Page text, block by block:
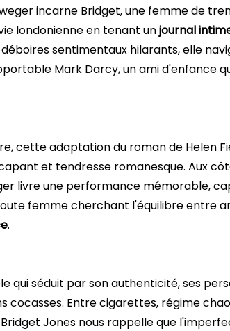
incarne Bridget, une femme de
londonienne en tenant unjournal
sentimentaux hilarants, elle
Mark Darcy, un ami d'enfance
cette adaptation du roman de Helen
et tendresse romanesque. Aux
livre une performance mémorable,
femme cherchant l'équilibre entre
.
qui séduit par son authenticité, ses
cocasses. Entre cigarettes, régime
Jones nous rappelle que